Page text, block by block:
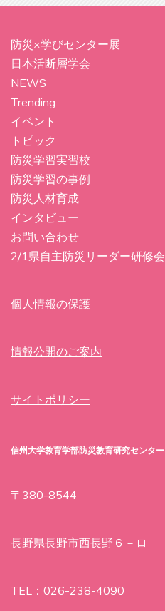
防災×学びセンター展
日本活断層学会
NEWS
Trending
イベント
トピック
防災学習実習校
防災学習の事例
防災人材育成
インタビュー
お問い合わせ
2/1県自主防災リーダー研修会
個人情報の保護
情報公開のご案内
サイトポリシー
信州大学教育学部防災教育研究センター
〒380-8544
長野県長野市西長野６－ロ
TEL：026-238-4090